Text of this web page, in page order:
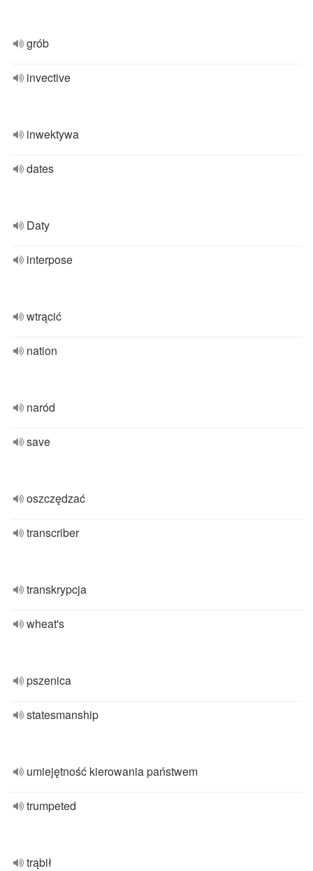
grób
invective
inwektywa
dates
Daty
interpose
wtrącić
nation
naród
save
oszczędzać
transcriber
transkrypcja
wheat's
pszenica
statesmanship
umiejętność kierowania państwem
trumpeted
trąbił